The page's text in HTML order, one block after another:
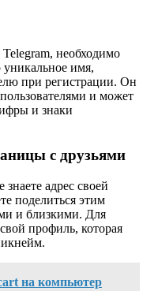
необходимо
имя,
при регистрации. Он
и может
и знаки
с друзьями
адрес своей
поделиться этим
и близкими. Для
профиль, которая
на компьютер